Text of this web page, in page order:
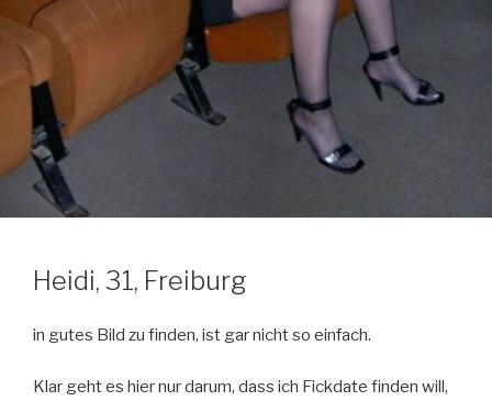
Heidi, 31, Freiburg
in gutes Bild zu finden, ist gar nicht so einfach.
Klar geht es hier nur darum, dass ich Fickdate finden will,